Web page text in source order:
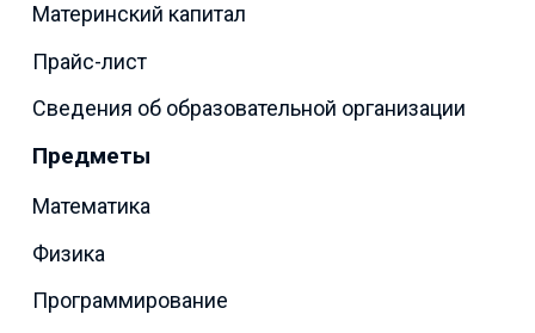
Материнский капитал
Прайс-лист
Сведения об образовательной организации
Предметы
Математика
Физика
Программирование